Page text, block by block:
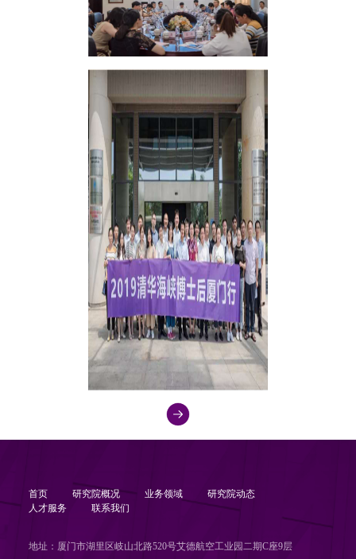
首页 研究院概况 业务领域
研究院动态
人才服务
联系我们
地址：厦门市湖里区岐山北路520号艾德航空工业园二期C座9层